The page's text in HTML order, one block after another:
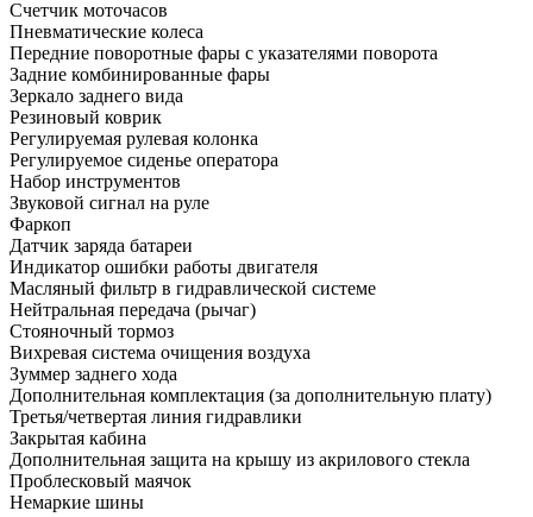
Счетчик моточасов
Пневматические колеса
Передние поворотные фары с указателями поворота
Задние комбинированные фары
Зеркало заднего вида
Резиновый коврик
Регулируемая рулевая колонка
Регулируемое сиденье оператора
Набор инструментов
Звуковой сигнал на руле
Фаркоп
Датчик заряда батареи
Индикатор ошибки работы двигателя
Масляный фильтр в гидравлической системе
Нейтральная передача (рычаг)
Стояночный тормоз
Вихревая система очищения воздуха
Зуммер заднего хода
Дополнительная комплектация (за дополнительную плату)
Третья/четвертая линия гидравлики
Закрытая кабина
Дополнительная защита на крышу из акрилового стекла
Проблесковый маячок
Немаркие шины